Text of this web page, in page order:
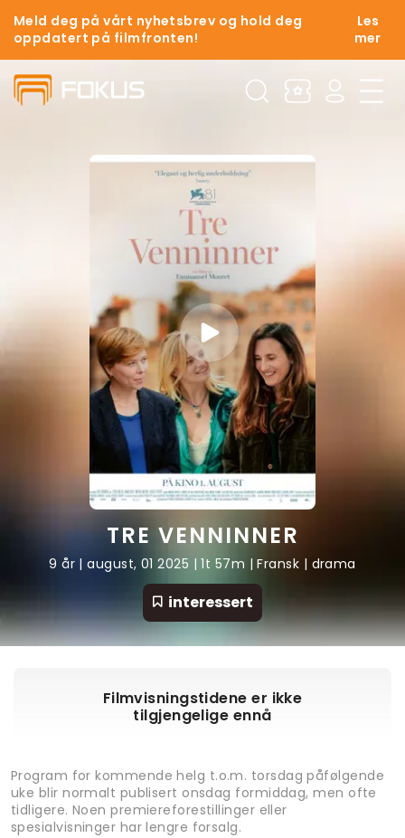
Meld deg på vårt nyhetsbrev og hold deg
oppdatert på filmfronten!
Les
mer
TRE VENNINNER
9 år | august, 01 2025 | 1t 57m | Fransk | drama
interessert
Filmvisningstidene er ikke
tilgjengelige ennå
Program for kommende helg t.o.m. torsdag påfølgende
uke blir normalt publisert onsdag formiddag, men ofte
tidligere. Noen premiereforestillinger eller
spesialvisninger har lengre forsalg.